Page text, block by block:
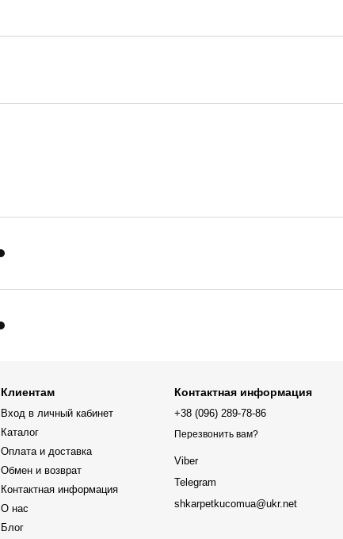
Клиентам
Вход в личный кабинет
Каталог
Оплата и доставка
Обмен и возврат
Контактная информация
О нас
Блог
Контактная информация
+38 (096) 289-78-86
Перезвонить вам?
Viber
Telegram
shkarpetkucomua@ukr.net